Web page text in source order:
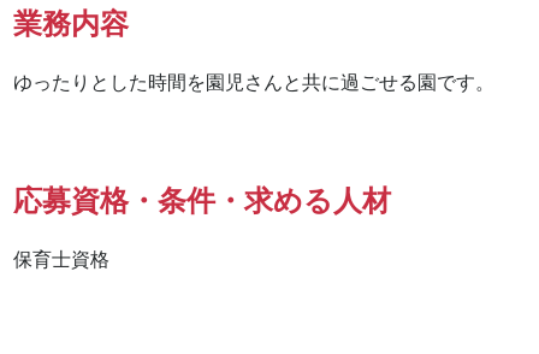
業務内容
ゆったりとした時間を園児さんと共に過ごせる園です。
応募資格・条件・求める人材
保育士資格